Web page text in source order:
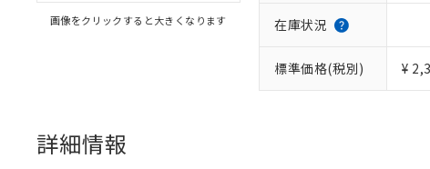
画像をクリックすると大きくなります 在庫状況
標準価格(税別) ¥
詳細情報